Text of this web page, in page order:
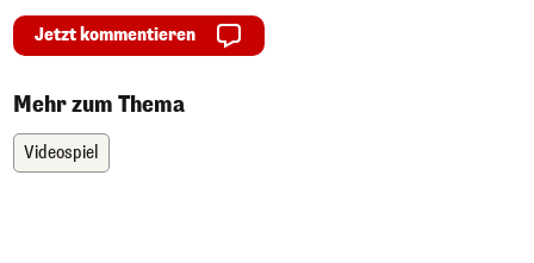
Jetzt kommentieren
Mehr zum Thema
Videospiel